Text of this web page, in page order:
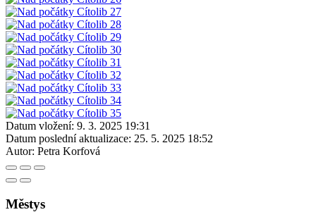
Datum vložení: 9. 3. 2025 19:31
Datum poslední aktualizace: 25. 5. 2025 18:52
Autor: Petra Korfová
Městys